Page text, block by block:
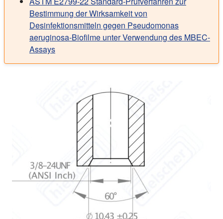
Bestimmung der Wirksamkeit von
Desinfektionsmitteln gegen Pseudomonas
aeruginosa-Biofilme unter Verwendung des MBEC-
Assays